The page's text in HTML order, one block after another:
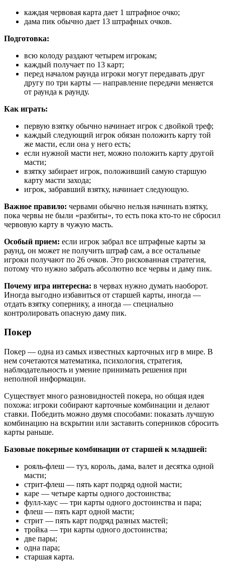
каждая червовая карта дает 1 штрафное очко;
дама пик обычно дает 13 штрафных очков.
Подготовка:
всю колоду раздают четырем игрокам;
каждый получает по 13 карт;
перед началом раунда игроки могут передавать друг
другу по три карты — направление передачи меняется
от раунда к раунду.
Как играть:
первую взятку обычно начинает игрок с двойкой треф;
каждый следующий игрок обязан положить карту той
же масти, если она у него есть;
если нужной масти нет, можно положить карту другой
масти;
взятку забирает игрок, положивший самую старшую
карту масти захода;
игрок, забравший взятку, начинает следующую.
Важное правило: червами обычно нельзя начинать взятку,
пока червы не были «разбиты», то есть пока кто-то не сбросил
червовую карту в чужую масть.
Особый прием: если игрок забрал все штрафные карты за
раунд, он может не получить штраф сам, а все остальные
игроки получают по 26 очков. Это рискованная стратегия,
потому что нужно забрать абсолютно все червы и даму пик.
Почему игра интересна: в червах нужно думать наоборот.
Иногда выгодно избавиться от старшей карты, иногда —
отдать взятку сопернику, а иногда — специально
контролировать опасную даму пик.
Покер
Покер — одна из самых известных карточных игр в мире. В
нем сочетаются математика, психология, стратегия,
наблюдательность и умение принимать решения при
неполной информации.
Существует много разновидностей покера, но общая идея
похожа: игроки собирают карточные комбинации и делают
ставки. Победить можно двумя способами: показать лучшую
комбинацию на вскрытии или заставить соперников сбросить
карты раньше.
Базовые покерные комбинации от старшей к младшей:
рояль-флеш — туз, король, дама, валет и десятка одной
масти;
стрит-флеш — пять карт подряд одной масти;
каре — четыре карты одного достоинства;
фулл-хаус — три карты одного достоинства и пара;
флеш — пять карт одной масти;
стрит — пять карт подряд разных мастей;
тройка — три карты одного достоинства;
две пары;
одна пара;
старшая карта.